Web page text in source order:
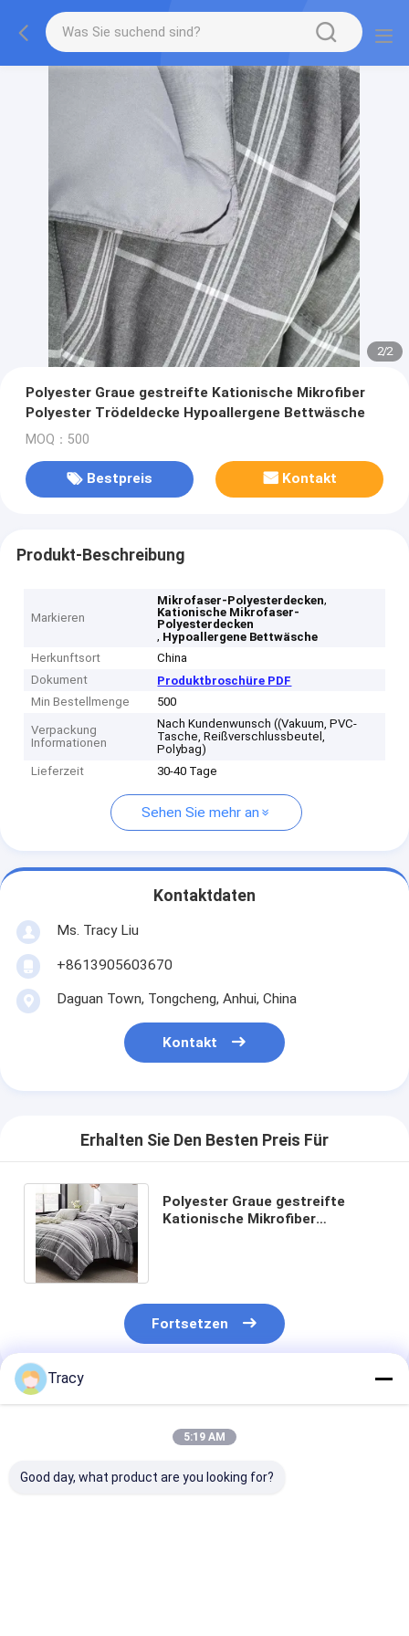
2/2
Polyester Graue gestreifte Kationische Mikrofiber
Polyester Trödeldecke Hypoallergene Bettwäsche
MOQ：500
Bestpreis Kontakt
Produkt-Beschreibung
Markieren
Mikrofaser-Polyesterdecken,
Kationische Mikrofaser-
Polyesterdecken
, Hypoallergene Bettwäsche
Herkunftsort
China
Dokument
Produktbroschüre PDF
Min Bestellmenge
500
Verpackung
Informationen
Nach Kundenwunsch ((Vakuum, PVC-
Tasche, Reißverschlussbeutel,
Polybag)
Lieferzeit
30-40 Tage
Sehen Sie mehr an
Kontaktdaten
Ms. Tracy Liu
+8613905603670
Daguan Town, Tongcheng, Anhui, China
Kontakt
Erhalten Sie Den Besten Preis Für
Polyester Graue gestreifte
Kationische Mikrofiber
Fortsetzen
Empfohlene Produkte
Tracy
5:19 AM
Good day, what product are you looking for?